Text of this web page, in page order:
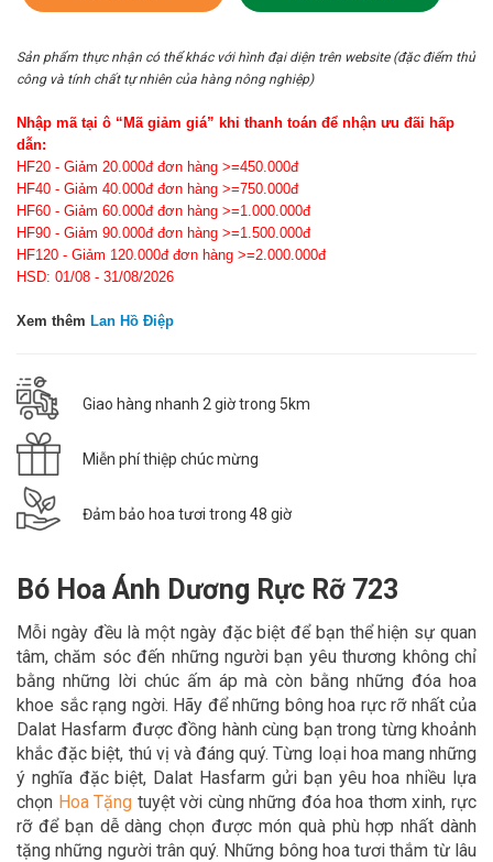
Sản phẩm thực nhận có thể khác với hình đại diện trên website (đặc điểm thủ
công và tính chất tự nhiên của hàng nông nghiệp)
Nhập mã tại ô “Mã giảm giá” khi thanh toán để nhận ưu đãi hấp
dẫn:
HF20 - Giảm 20.000đ đơn hàng >=450.000đ
HF40 - Giảm 40.000đ đơn hàng >=750.000đ
HF60 - Giảm 60.000đ đơn hàng >=1.000.000đ
HF90 - Giảm 90.000đ đơn hàng >=1.500.000đ
HF120 - Giảm 120.000đ đơn hàng >=2.000.000đ
HSD: 01/08 - 31/08/2026
Xem thêm Lan Hồ Điệp
Giao hàng nhanh 2 giờ trong 5km
Miễn phí thiệp chúc mừng
Đảm bảo hoa tươi trong 48 giờ
Bó Hoa Ánh Dương Rực Rỡ 723
Mỗi ngày đều là một ngày đặc biệt để bạn thể hiện sự quan
tâm, chăm sóc đến những người bạn yêu thương không chỉ
bằng những lời chúc ấm áp mà còn bằng những đóa hoa
khoe sắc rạng ngời. Hãy đểnhững bông hoa rực rỡ nhất của
Dalat Hasfarm được đồng hành cùng bạn trong từng khoảnh
khắc đặc biệt, thú vị và đáng quý. Từng loại hoa mang những
ý nghĩa đặc biệt, Dalat Hasfarm gửi bạn yêu hoa nhiều lựa
chọn Hoa Tặng tuyệt vời cùng những đóa hoa thơm xinh, rực
rỡ để bạn dễ dàng chọn được món quà phù hợp nhất dành
tặng những người trân quý. Những bông hoa tươi thắm từ lâu